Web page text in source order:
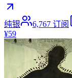
纯银 6,767 订阅
¥59